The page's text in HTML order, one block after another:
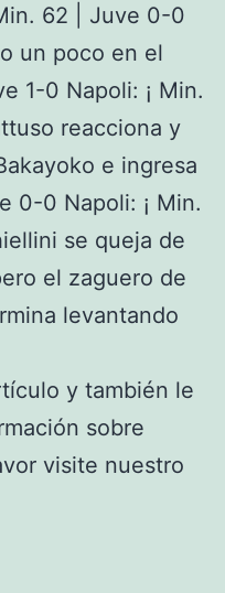
62 | Juve 0-0
un poco en el
1-0 Napoli: ¡ Min.
reacciona y
e ingresa
0-0 Napoli: ¡ Min.
se queja de
el zaguero de
levantando
y también le
sobre
visite nuestro